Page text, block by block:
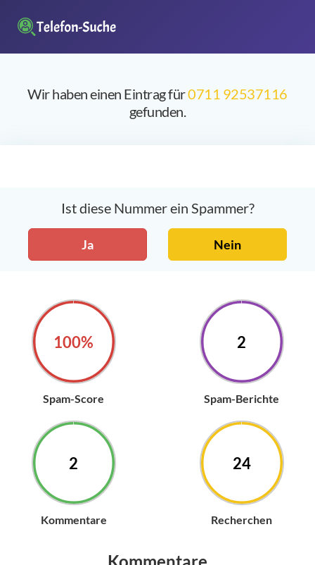
Wir haben einen Eintrag für0711 92537116
gefunden.
Ist diese Nummer ein Spammer?
Ja Nein
100%
Spam-Score
2
Spam-Berichte
2
Kommentare
24
Recherchen
Kommentare